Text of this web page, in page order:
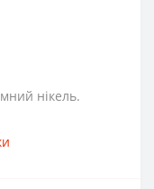
нікель.